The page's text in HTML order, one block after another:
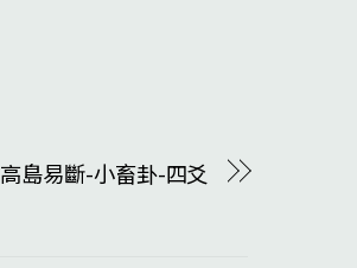
高島易斷-小畜卦-四爻